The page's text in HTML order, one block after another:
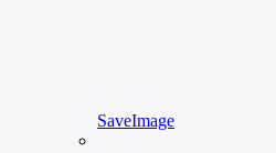
SaveImage